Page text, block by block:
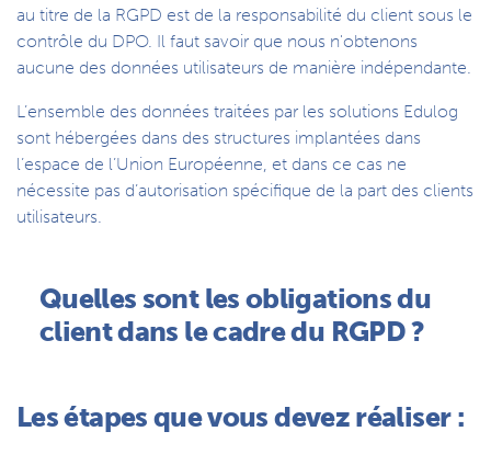
au titre de la RGPD est de la responsabilité du client sous le
contrôle du DPO. Il faut savoir que nous n'obtenons
aucune des données utilisateurs de manière indépendante.
L’ensemble des données traitées par les solutions Edulog
sont hébergées dans des structures implantées dans
l’espace de l’Union Européenne, et dans ce cas ne
nécessite pas d’autorisation spécifique de la part des clients
utilisateurs.
Quelles sont les obligations du
client dans le cadre du RGPD ?
Les étapes que vous devez réaliser :